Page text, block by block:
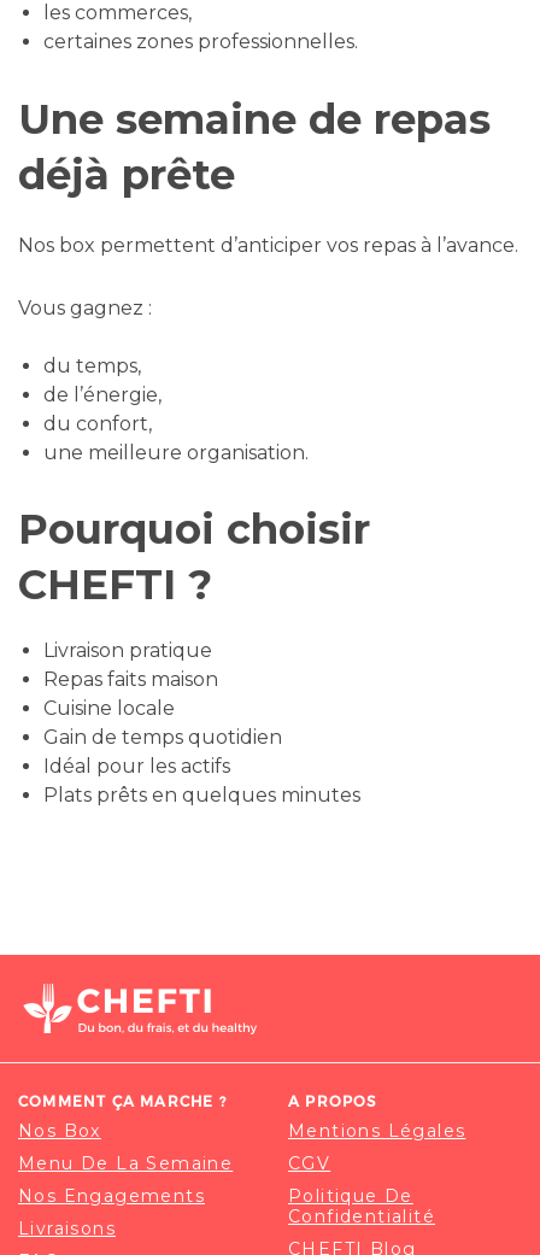
les commerces,
certaines zones professionnelles.
Une semaine de repas
déjà prête
Nos box permettent d’anticiper vos repas à l’avance.
Vous gagnez :
du temps,
de l’énergie,
du confort,
une meilleure organisation.
Pourquoi choisir
CHEFTI ?
Livraison pratique
Repas faits maison
Cuisine locale
Gain de temps quotidien
Idéal pour les actifs
Plats prêts en quelques minutes
COMMENT ÇA MARCHE ?
Nos Box
Menu De La Semaine
Nos Engagements
Livraisons
A PROPOS
Mentions Légales
CGV
Politique De
Confidentialité
CHEFTI Blog